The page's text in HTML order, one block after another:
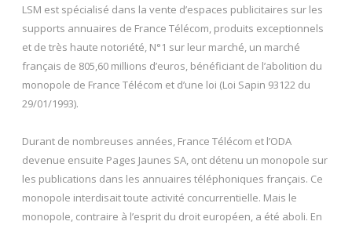
LSM est spécialisé dans la vente d’espaces publicitaires sur les
supports annuaires de France Télécom, produits exceptionnels
et de très haute notoriété, N°1 sur leur marché, un marché
français de 805,60 millions d’euros, bénéficiant de l’abolition du
monopole de France Télécom et d’une loi (Loi Sapin 93122 du
29/01/1993).
Durant de nombreuses années, France Télécom et l’ODA
devenue ensuite Pages Jaunes SA, ont détenu un monopole sur
les publications dans les annuaires téléphoniques français. Ce
monopole interdisait toute activité concurrentielle. Mais le
monopole, contraire à l’esprit du droit européen, a été aboli. En